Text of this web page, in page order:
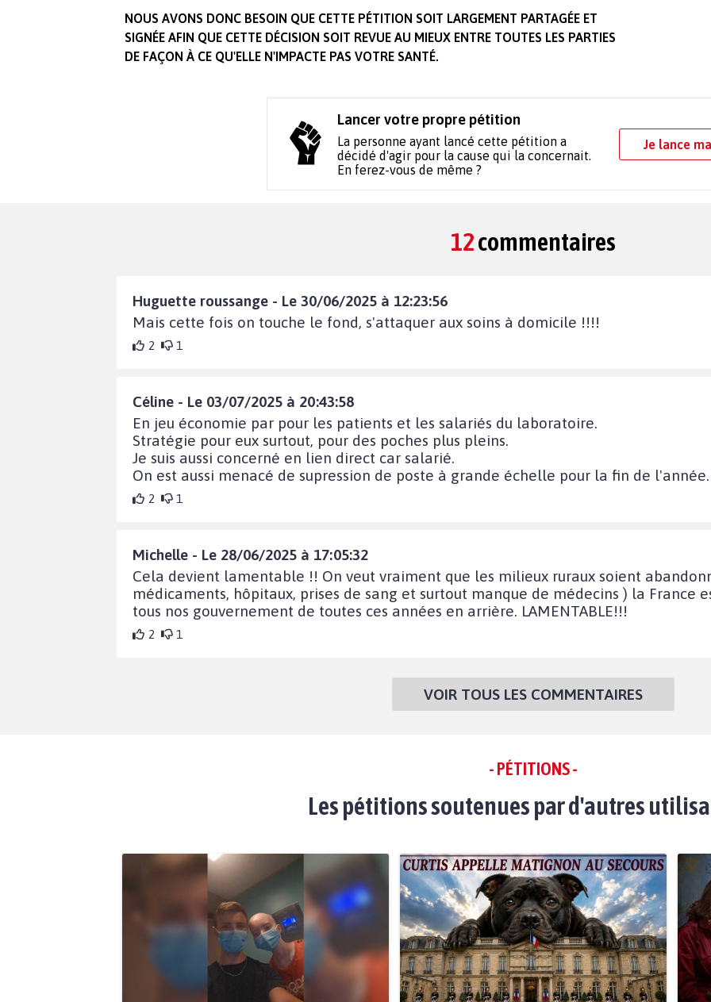
NOUS AVONS DONC BESOIN QUE CETTE PÉTITION SOIT LARGEMENT PARTAGÉE ET
SIGNÉE AFIN QUE CETTE DÉCISION SOIT REVUE AU MIEUX ENTRE TOUTES LES PARTIES
DE FAÇON À CE QU'ELLE N'IMPACTE PAS VOTRE SANTÉ.
Lancer votre propre pétition
La personne ayant lancé cette pétition a
décidé d'agir pour la cause qui la concernait.
En ferez-vous de même ?
Je lance
12commentaires
Huguette roussange - Le 30/06/2025 à 12:23:56
Mais cette fois on touche le fond, s'attaquer aux soins à domicile !!!!
2 1
Céline - Le 03/07/2025 à 20:43:58
En jeu économie par pour les patients et les salariés du laboratoire.
Stratégie pour eux surtout, pour des poches plus pleins.
Je suis aussi concerné en lien direct car salarié.
On est aussi menacé de supression de poste à grande échelle pour la fin de l'année.
2 1
Michelle - Le 28/06/2025 à 17:05:32
Cela devient lamentable !! On veut vraiment que les milieux ruraux soient
médicaments, hôpitaux, prises de sang et surtout manque de médecins ) la France
tous nos gouvernement de toutes ces années en arrière. LAMENTABLE!!!
2 1
VOIR TOUS LES COMMENTAIRES
- PÉTITIONS -
Les pétitions soutenues par d'autres